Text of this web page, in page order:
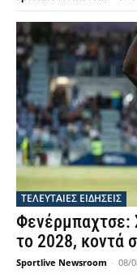
ΤΕΛΕΥΤΑΙΕΣ ΕΙΔΗΣΕΙΣ
το 2028, κοντά
Sportlive Newsroom - 08/